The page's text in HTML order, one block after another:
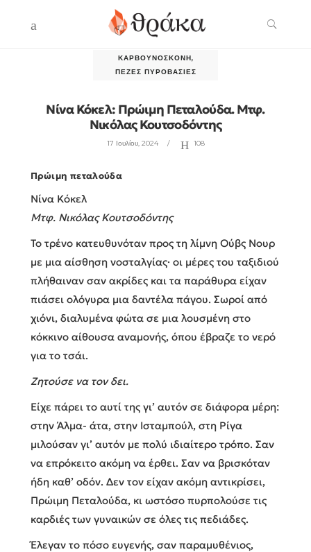
ΚΑΡΒΟΥΝΌΣΚΟΝΗ,
ΠΕΖΈΣ ΠΥΡΟΒΑΣΊΕΣ
Νίνα Κόκελ: Πρώιμη Πεταλούδα. Μτφ.
Νικόλας Κουτσοδόντης
17 Ιουλίου, 2024 108
Πρώιμη πεταλούδα
Νίνα Κόκελ
Μτφ. Νικόλας Κουτσοδόντης
Το τρένο κατευθυνόταν προς τη λίμνη Ούβς Νουρ
με μια αίσθηση νοσταλγίας· οι μέρες του ταξιδιού
πλήθαιναν σαν ακρίδες και τα παράθυρα είχαν
πιάσει ολόγυρα μια δαντέλα πάγου. Σωροί από
χιόνι, διαλυμένα φώτα σε μια λουσμένη στο
κόκκινο αίθουσα αναμονής, όπου έβραζε το νερό
για το τσάι.
Ζητούσε να τον δει.
Είχε πάρει το αυτί της γι’ αυτόν σε διάφορα μέρη:
στην Άλμα- άτα, στην Ισταμπούλ, στη Ρίγα
μιλούσαν γι’ αυτόν με πολύ ιδιαίτερο τρόπο. Σαν
να επρόκειτο ακόμη να έρθει. Σαν να βρισκόταν
ήδη καθ’ οδόν. Δεν τον είχαν ακόμη αντικρίσει,
Πρώιμη Πεταλούδα, κι ωστόσο πυρπολούσε τις
καρδιές των γυναικών σε όλες τις πεδιάδες.
Έλεγαν το πόσο ευγενής, σαν παραμυθένιος,